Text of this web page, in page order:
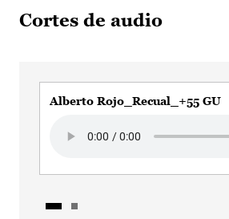
Cortes de audio
Alberto Rojo_Recual_+55 GU